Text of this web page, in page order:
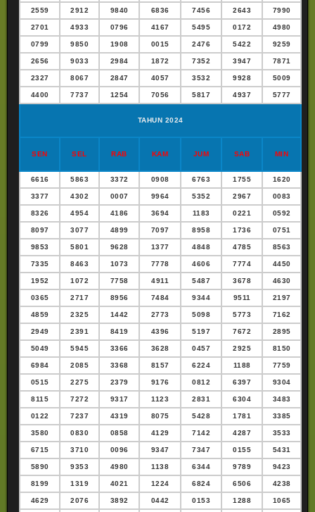
2559 2912 9840 6836 7456 2643 7990
2701 4933 0796 4167 5495 0172 4980
0799 9850 1908 0015 2476 5422 9259
2656 9033 2984 1872 7352 3947 7871
2327 8067 2847 4057 3532 9928 5009
4400 7737 1254 7056 5817 4937 5777
TAHUN 2024
SEN SEL RAB KAM JUM SAB MIN
6616 5863 3372 0908 6763 1755 1620
3377 4302 0007 9964 5352 2967 0083
8326 4954 4186 3694 1183 0221 0592
8097 3077 4899 7097 8958 1736 0751
9853 5801 9628 1377 4848 4785 8563
7335 8463 1073 7778 4606 7774 4450
1952 1072 7758 4911 5487 3678 4630
0365 2717 8956 7484 9344 9511 2197
4859 2325 1442 2773 5098 5773 7162
2949 2391 8419 4396 5197 7672 2895
5049 5945 3366 3628 0457 2925 8150
6984 2085 3368 8157 6224 1188 7759
0515 2275 2379 9176 0812 6397 9304
8115 7272 9317 1123 2831 6304 3483
0122 7237 4319 8075 5428 1781 3385
3580 0830 0858 4129 7142 4287 3533
6715 3710 0096 9347 7347 0155 5431
5890 9353 4980 1138 6344 9789 9423
8199 1319 4021 1224 6824 6506 4238
4629 2076 3892 0442 0153 1288 1065